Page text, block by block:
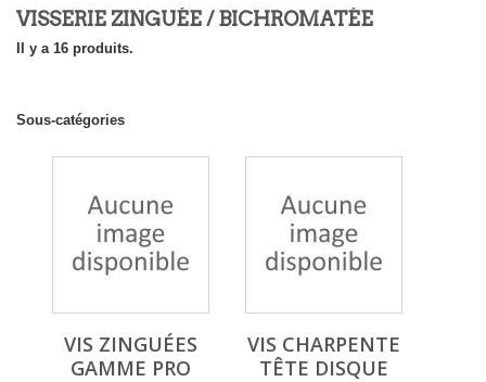
VISSERIE ZINGUÉE / BICHROMATÉE
Il y a 16 produits.
Sous-catégories
VIS ZINGUÉES
GAMME PRO
VIS CHARPENTE
TÊTE DISQUE